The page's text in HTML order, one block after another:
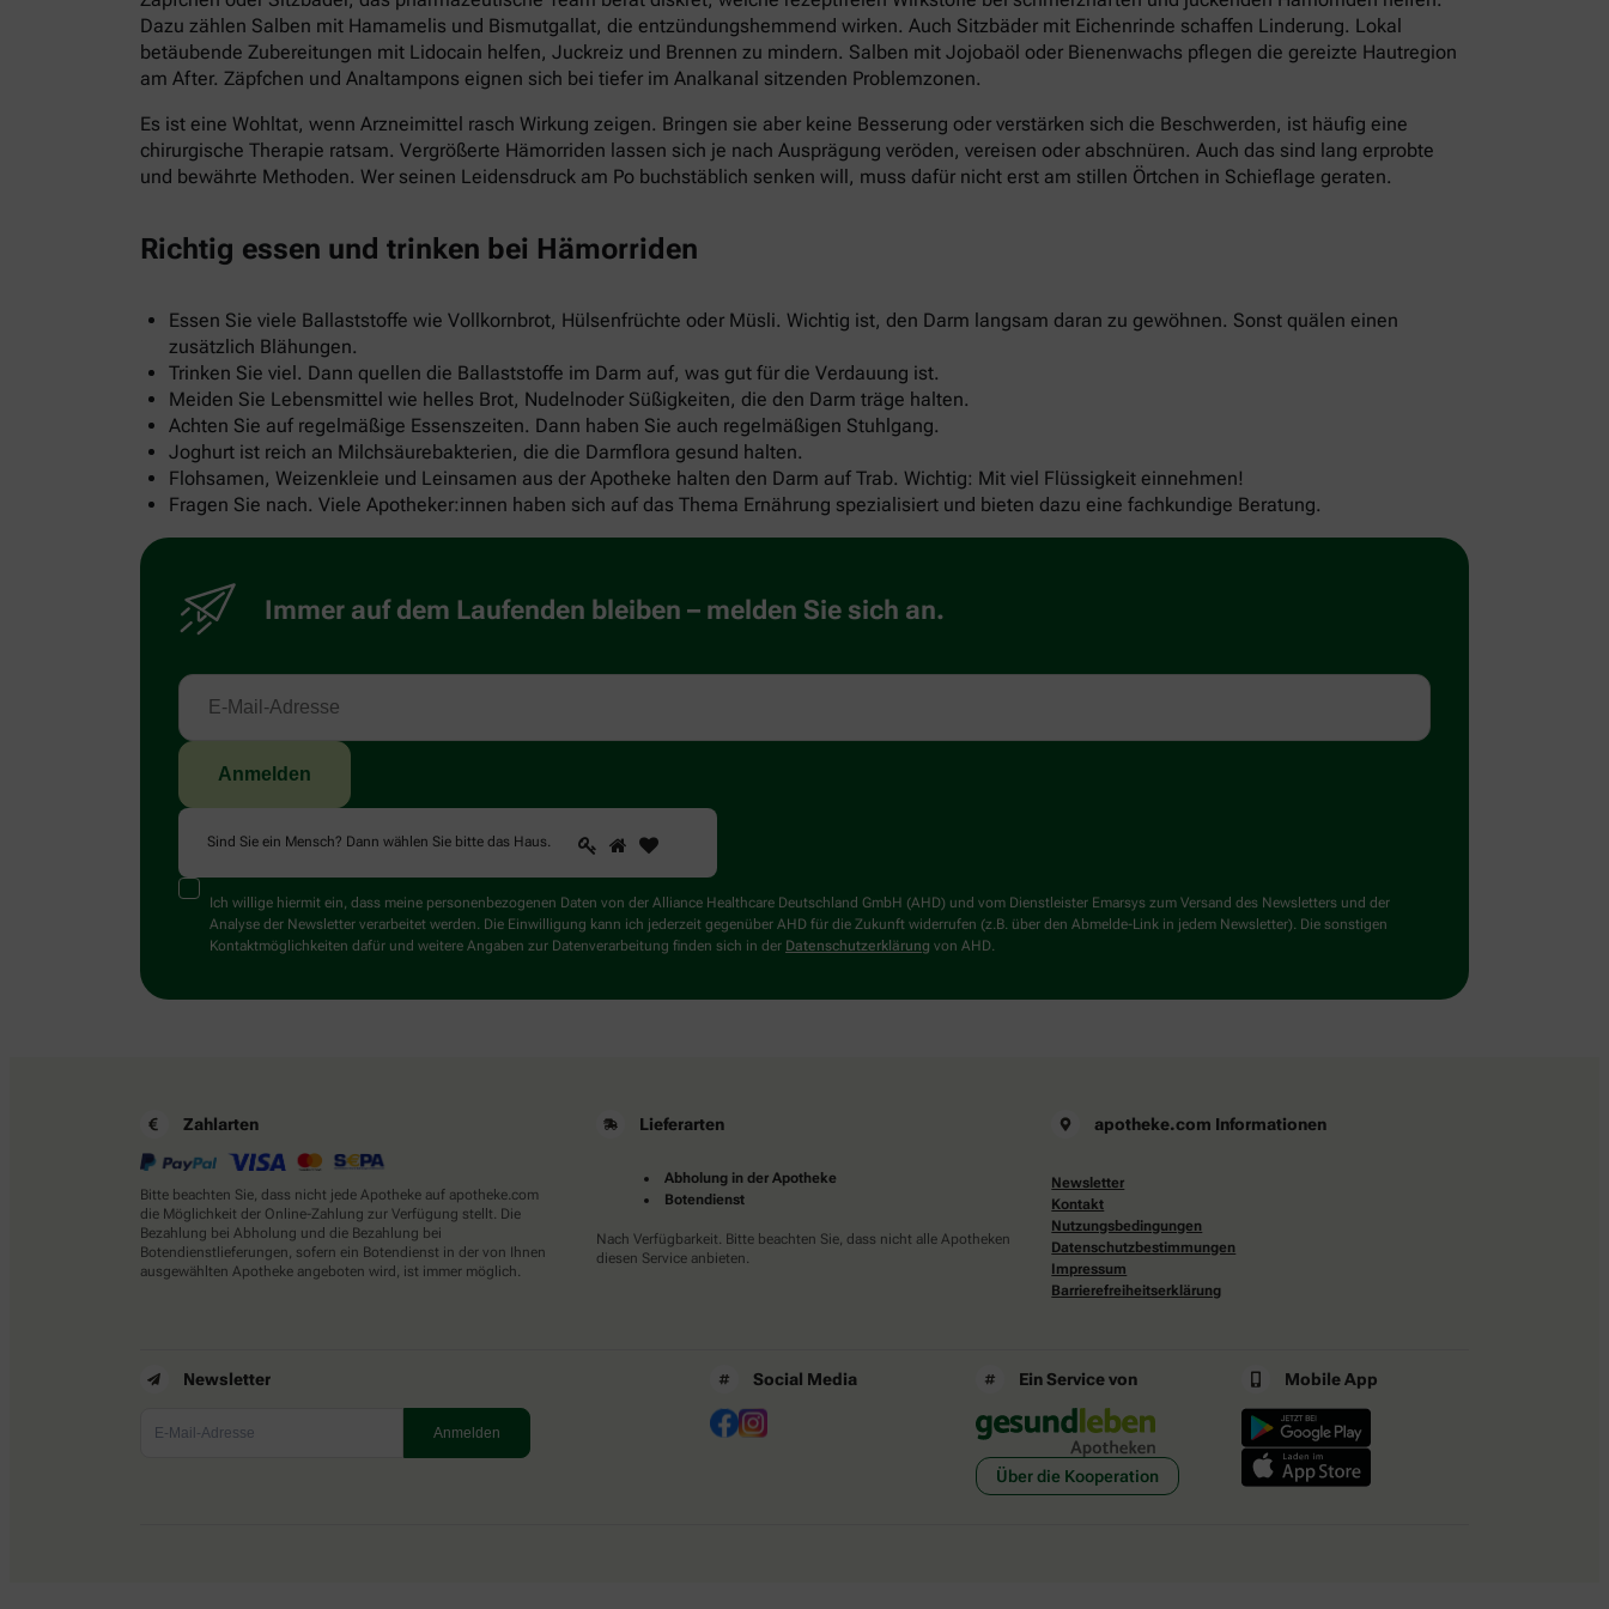
Dazu zählen Salben mit Hamamelis und Bismutgallat, die entzündungshemmend wirken. Auch Sitzbäder mit Eichenrinde schaffen Linderung. Lokal
betäubende Zubereitungen mit Lidocain helfen, Juckreiz und Brennen zu mindern. Salben mit Jojobaöl oder Bienenwachs pflegen die gereizte Hautregion
am After. Zäpfchen und Analtampons eignen sich bei tiefer im Analkanal sitzenden Problemzonen.
Es ist eine Wohltat, wenn Arzneimittel rasch Wirkung zeigen. Bringen sie aber keine Besserung oder verstärken sich die Beschwerden, ist häufig eine
chirurgische Therapie ratsam. Vergrößerte Hämorriden lassen sich je nach Ausprägung veröden, vereisen oder abschnüren. Auch das sind lang erprobte
und bewährte Methoden. Wer seinen Leidensdruck am Po buchstäblich senken will, muss dafür nicht erst am stillen Örtchen in Schieflage geraten.
Richtig essen und trinken bei Hämorriden
Essen Sie viele Ballaststoffe wie Vollkornbrot, Hülsenfrüchte oder Müsli. Wichtig ist, den Darm langsam daran zu gewöhnen. Sonst quälen einen
zusätzlich Blähungen.
Trinken Sie viel. Dann quellen die Ballaststoffe im Darm auf, was gut für die Verdauung ist.
Meiden Sie Lebensmittel wie helles Brot, Nudelnoder Süßigkeiten, die den Darm träge halten.
Achten Sie auf regelmäßige Essenszeiten. Dann haben Sie auch regelmäßigen Stuhlgang.
Joghurt ist reich an Milchsäurebakterien, die die Darmflora gesund halten.
Flohsamen, Weizenkleie und Leinsamen aus der Apotheke halten den Darm auf Trab. Wichtig: Mit viel Flüssigkeit einnehmen!
Fragen Sie nach. Viele Apotheker:innen haben sich auf das Thema Ernährung spezialisiert und bieten dazu eine fachkundige Beratung.
Immer auf dem Laufenden bleiben – melden Sie sich an.
Sind Sie ein Mensch? Dann wählen Sie bitte das Haus.
Sind
Sie
ein
Mensch?
Dann
wählen
1 2
Ich willige hiermit ein, dass meine personenbezogenen Daten von der Alliance Healthcare Deutschland GmbH (AHD) und vom Dienstleister Emarsys zum Versand des Newsletters und der
Analyse der Newsletter verarbeitet werden. Die Einwilligung kann ich jederzeit gegenüber AHD für die Zukunft widerrufen (z.B. über den Abmelde-Link in jedem Newsletter). Die sonstigen
Kontaktmöglichkeiten dafür und weitere Angaben zur Datenverarbeitung finden sich in der Datenschutzerklärung von AHD.
Zahlarten
Bitte beachten Sie, dass nicht jede Apotheke auf apotheke.com
die Möglichkeit der Online-Zahlung zur Verfügung stellt. Die
Bezahlung bei Abholung und die Bezahlung bei
Botendienstlieferungen, sofern ein Botendienst in der von Ihnen
ausgewählten Apotheke angeboten wird, ist immer möglich.
Lieferarten
Abholung in der Apotheke
Botendienst
Nach Verfügbarkeit. Bitte beachten Sie, dass nicht alle Apotheken
diesen Service anbieten.
apotheke.com Informationen
Newsletter
Kontakt
Nutzungsbedingungen
Datenschutzbestimmungen
Impressum
Barrierefreiheitserklärung
Newsletter Social Media Ein Service von
Über die Kooperation
Mobile App